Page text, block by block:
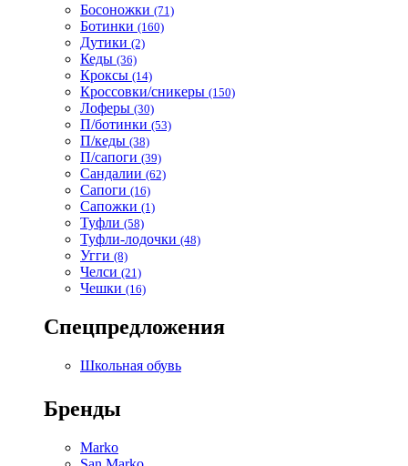
Босоножки (71)
Ботинки (160)
Дутики (2)
Кеды (36)
Кроксы (14)
Кроссовки/сникеры (150)
Лоферы (30)
П/ботинки (53)
П/кеды (38)
П/сапоги (39)
Сандалии (62)
Сапоги (16)
Сапожки (1)
Туфли (58)
Туфли-лодочки (48)
Угги (8)
Челси (21)
Чешки (16)
Спецпредложения
Школьная обувь
Бренды
Marko